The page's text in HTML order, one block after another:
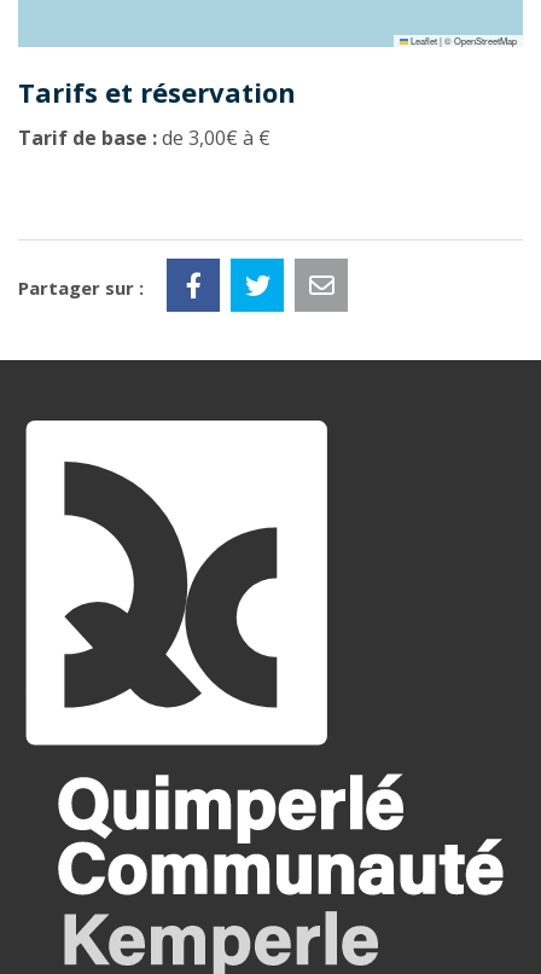
Leaflet|©OpenStreetMap
Tarifs et réservation
Tarif de base :de 3,00€ à €
Partager sur :